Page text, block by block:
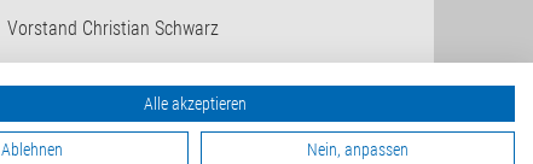
Alle akzeptieren
Ablehnen Nein, anpassen
Vorstand Christian Schwarz